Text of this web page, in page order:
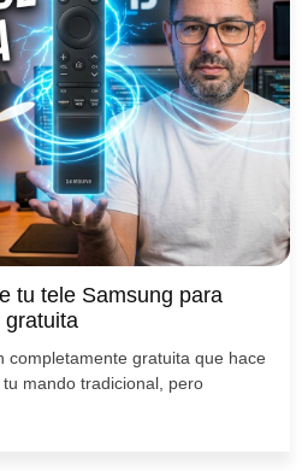
tu tele Samsung para
gratuita
completamente gratuita que hace
mando tradicional, pero